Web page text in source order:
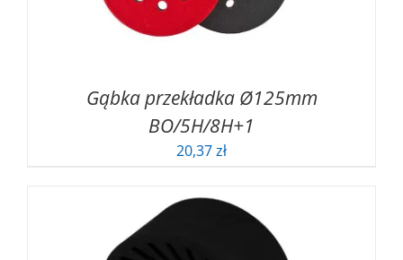
Gąbka przekładka Ø125mm
BO/5H/8H+1
20,37zł